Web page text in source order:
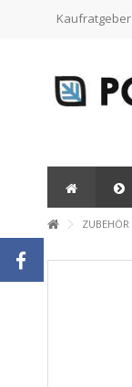
Kaufratgeber
ZUBEHÖR